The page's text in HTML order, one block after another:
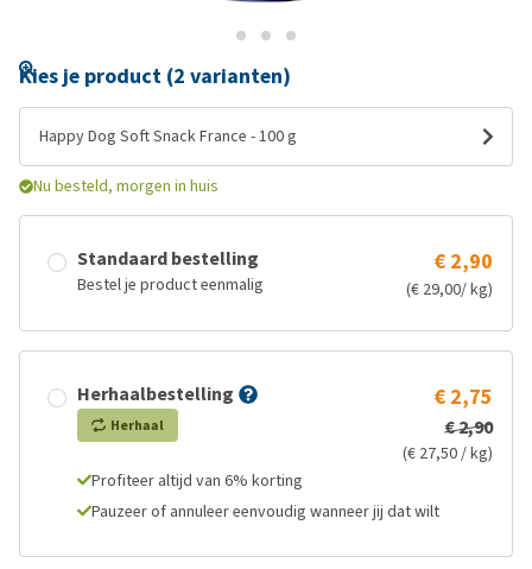
Kies je product (2 varianten)
Happy Dog Soft Snack France - 100 g
Nu besteld, morgen in huis
Standaard bestelling
Bestel je product eenmalig
€ 2,90
(€ 29,00/ kg)
Herhaalbestelling
Herhaal
€ 2,75
€ 2,90
(€ 27,50 / kg)
Profiteer altijd van 6% korting
Pauzeer of annuleer eenvoudig wanneer jij dat wilt